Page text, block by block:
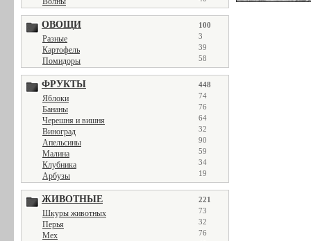
ОВОЩИ 100
Разные 3
Картофель 39
Помидоры 58
ФРУКТЫ 448
Яблоки 74
Бананы 76
Черешня и вишня 64
Виноград 32
Апельсины 90
Малина 59
Клубника 34
Арбузы 19
ЖИВОТНЫЕ 221
Шкуры животных 73
Перья 32
Мех 76